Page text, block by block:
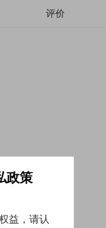
评价
政策
益，请认